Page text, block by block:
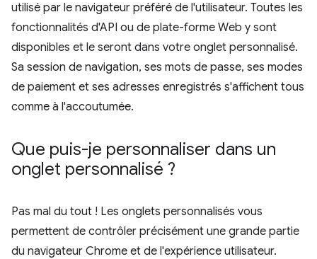
utilisé par le navigateur préféré de l'utilisateur. Toutes les
fonctionnalités d'API ou de plate-forme Web y sont
disponibles et le seront dans votre onglet personnalisé.
Sa session de navigation, ses mots de passe, ses modes
de paiement et ses adresses enregistrés s'affichent tous
comme à l'accoutumée.
Que puis-je personnaliser dans un
onglet personnalisé ?
Pas mal du tout ! Les onglets personnalisés vous
permettent de contrôler précisément une grande partie
du navigateur Chrome et de l'expérience utilisateur.